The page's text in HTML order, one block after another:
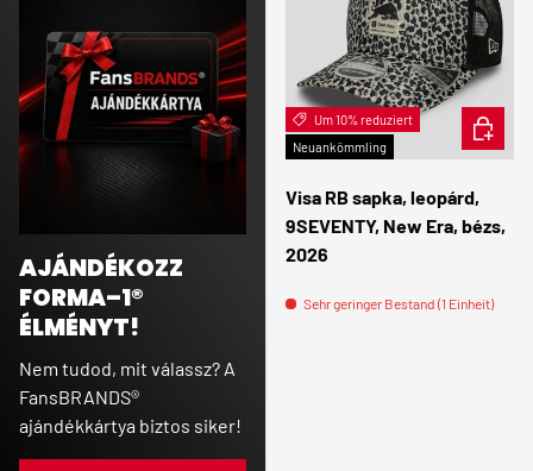
AJÁNDÉKOZZ
FORMA–1®
ÉLMÉNYT!
Nem tudod, mit válassz? A
FansBRANDS®
ajándékkártya biztos siker!
Um 10% reduziert
Neuankömmling
Visa RB sapka, leopárd,
9SEVENTY, New Era, bézs,
2026
Sehr geringer Bestand (1 Einheit)
IN DEN